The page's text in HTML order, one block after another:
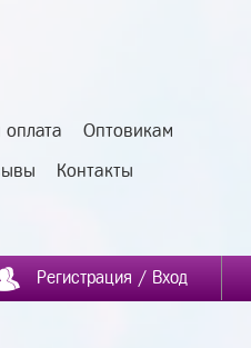
оплата Оптовикам
Контакты
Регистрация / Вход